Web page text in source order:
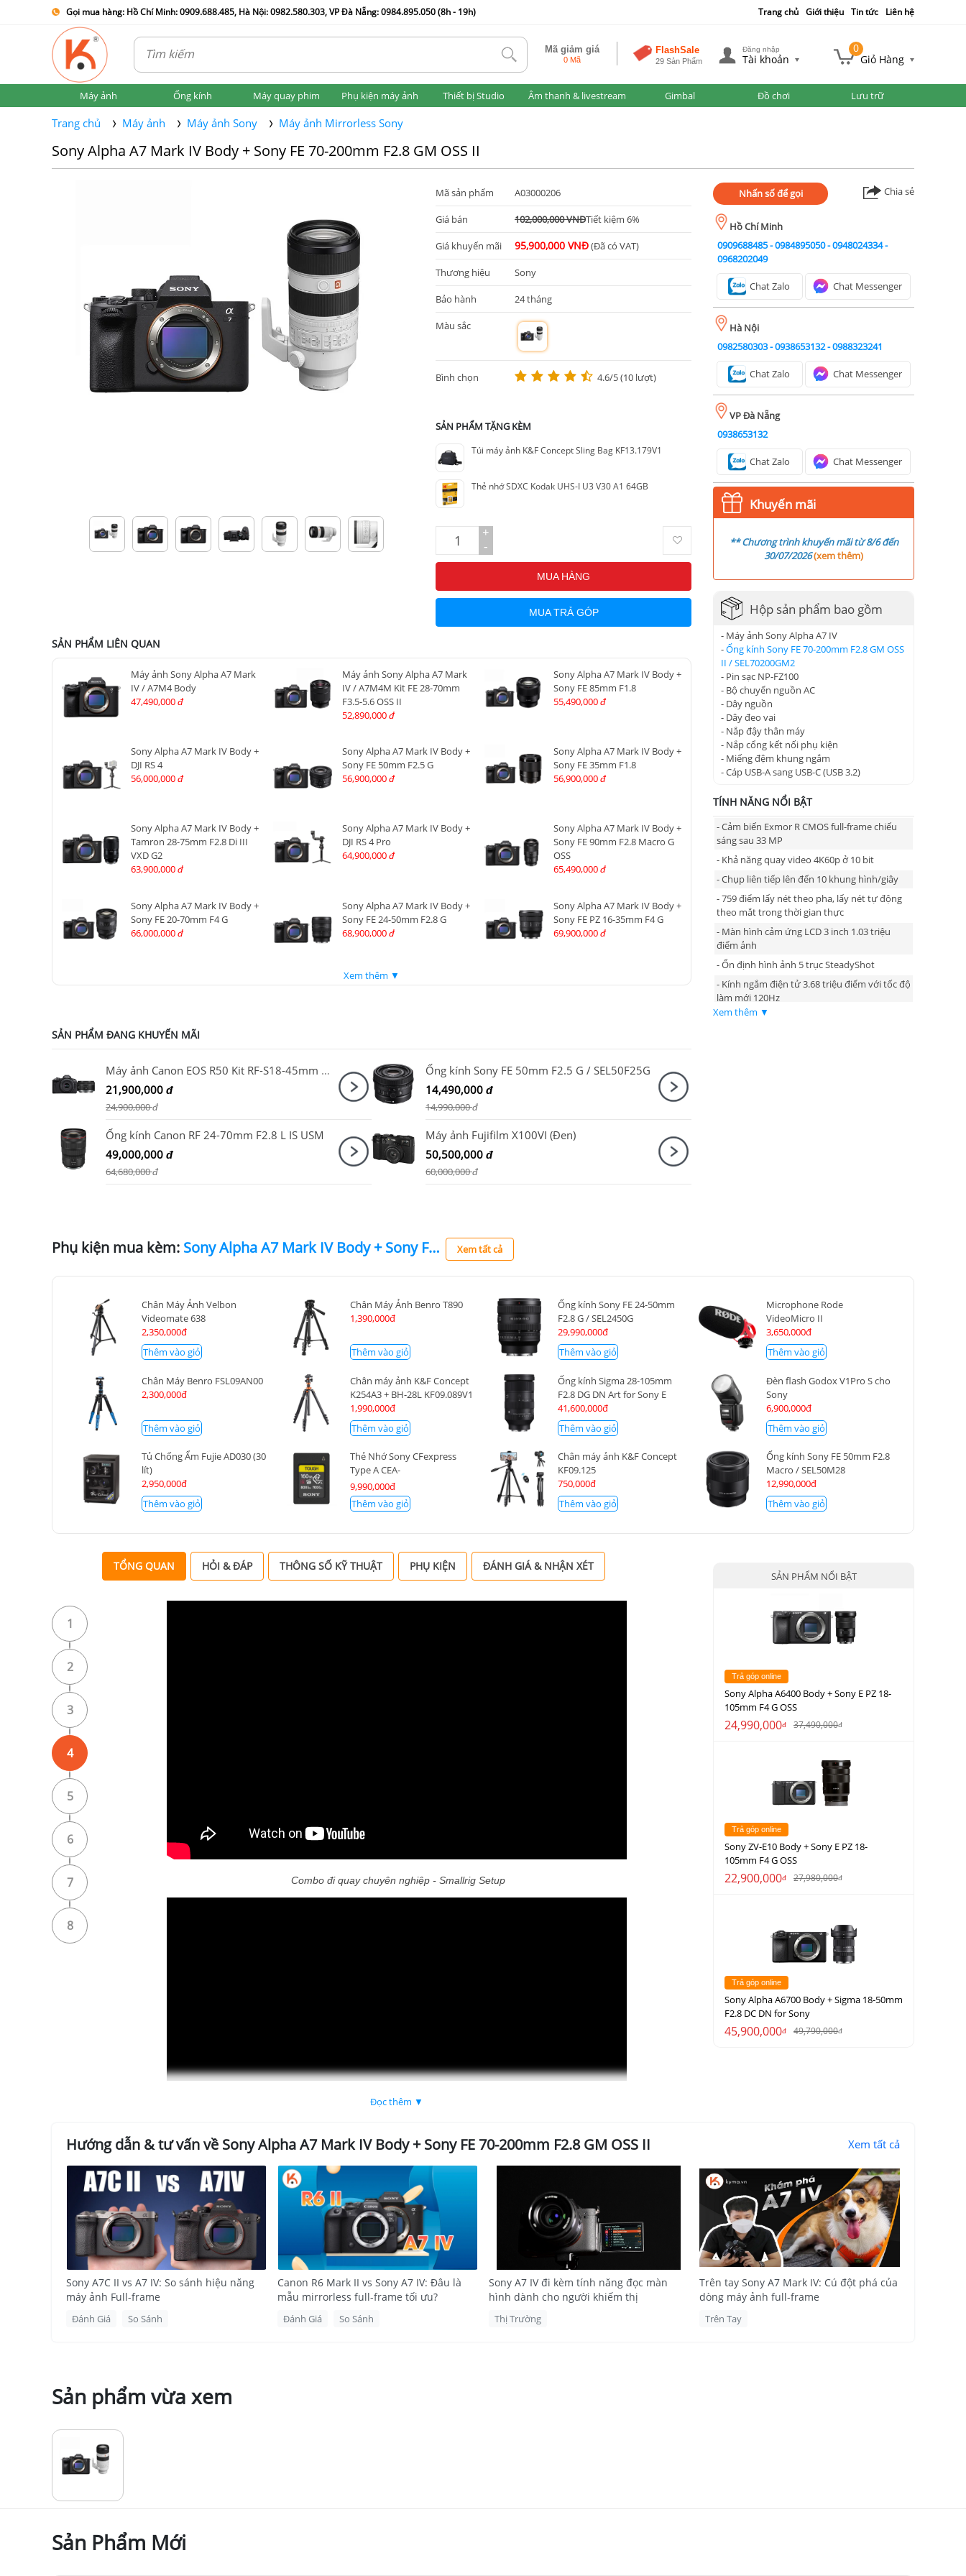
Gọi mua hàng: Hồ Chí Minh: 0909.688.485, Hà Nội: 0982.580.303, VP Đà Nẵng: 0984.895.050 (8h - 19h) Trang chủ Giới thiệu Tin tức Liên hệ
tlk Mã giảm giá
0 Mã
FlashSale
29 Sản Phẩm
Đăng nhập
Tài khoản
0
Giỏ Hàng
Máy ảnh Ống kính Máy quay phim Phụ kiện máy ảnh Thiết bị Studio Âm thanh & livestream Gimbal Đồ chơi Lưu trữ
Trang chủ Máy ảnh Máy ảnh Sony Máy ảnh Mirrorless Sony
Sony Alpha A7 Mark IV Body + Sony FE 70-200mm F2.8 GM OSS II
Mã sản phẩm A03000206
Giá bán 102,000,000 VNĐTiết kiệm 6%
Giá khuyến mãi 95,900,000 VNĐ(Đã có VAT)
Thương hiệu Sony
Bảo hành 24 tháng
Màu sắc
m
Bình chọn 4.6/5 (10 lượt)
SẢN PHẨM TẶNG KÈM
Túi máy ảnh K&F Concept Sling Bag KF13.179V1
Thẻ nhớ SDXC Kodak UHS-I U3 V30 A1 64GB
+
-
MUA HÀNG
MUA TRẢ GÓP
SẢN PHẨM LIÊN QUAN
Máy ảnh Sony Alpha A7 Mark
IV / A7M4 Body
47,490,000 đ
Máy ảnh Sony Alpha A7 Mark
IV / A7M4M Kit FE 28-70mm
F3.5-5.6 OSS II
52,890,000 đ
Sony Alpha A7 Mark IV Body +
Sony FE 85mm F1.8
55,490,000 đ
Sony Alpha A7 Mark IV Body +
DJI RS 4
56,000,000 đ
Sony Alpha A7 Mark IV Body +
Sony FE 50mm F2.5 G
56,900,000 đ
Sony Alpha A7 Mark IV Body +
Sony FE 35mm F1.8
56,900,000 đ
Sony Alpha A7 Mark IV Body +
Tamron 28-75mm F2.8 Di III
VXD G2
63,900,000 đ
Sony Alpha A7 Mark IV Body +
DJI RS 4 Pro
64,900,000 đ
Sony Alpha A7 Mark IV Body +
Sony FE 90mm F2.8 Macro G
OSS
65,490,000 đ
Sony Alpha A7 Mark IV Body +
Sony FE 20-70mm F4 G
66,000,000 đ
Sony Alpha A7 Mark IV Body +
Sony FE 24-50mm F2.8 G
68,900,000 đ
Sony Alpha A7 Mark IV Body +
Sony FE PZ 16-35mm F4 G
69,900,000 đ
Xem thêm ▼
SẢN PHẨM ĐANG KHUYẾN MÃI
Máy ảnh Canon EOS R50 Kit RF-S18-45mm + RF 50mm F1.8 STM
21,900,000 đ
24,900,000đ
Ống kính Sony FE 50mm F2.5 G / SEL50F25G
14,490,000 đ
14,990,000đ
Ống kính Canon RF 24-70mm F2.8 L IS USM
49,000,000 đ
64,680,000đ
Máy ảnh Fujifilm X100VI (Đen)
50,500,000 đ
60,000,000đ
Nhấn số để gọi Chia sẻ
Hồ Chí Minh
0909688485-0984895050-0948024334-
0968202049
Chat Zalo Chat Messenger
Hà Nội
0982580303-0938653132-0988323241
Chat Zalo Chat Messenger
VP Đà Nẵng
0938653132
Chat Zalo Chat Messenger
Khuyến mãi
** Chương trình khuyến mãi từ 8/6 đến
30/07/2026(xem thêm)
Hộp sản phẩm bao gồm
- Máy ảnh Sony Alpha A7 IV
-Ống kính Sony FE 70-200mm F2.8 GM OSS
II / SEL70200GM2
- Pin sạc NP-FZ100
- Bộ chuyển nguồn AC
- Dây nguồn
- Dây đeo vai
- Nắp đậy thân máy
- Nắp cổng kết nối phụ kiện
- Miếng đệm khung ngắm
- Cáp USB-A sang USB-C (USB 3.2)
TÍNH NĂNG NỔI BẬT
- Cảm biến Exmor R CMOS full-frame chiếu
sáng sau 33 MP
- Khả năng quay video 4K60p ở 10 bit
- Chụp liên tiếp lên đến 10 khung hình/giây
- 759 điểm lấy nét theo pha, lấy nét tự động
theo mắt trong thời gian thực
- Màn hình cảm ứng LCD 3 inch 1.03 triệu
điểm ảnh
- Ổn định hình ảnh 5 trục SteadyShot
- Kính ngắm điện tử 3.68 triệu điểm với tốc độ
làm mới 120Hz
- Pin tương thích NP-FZ100
Xem thêm ▼
Phụ kiện mua kèm: Sony Alpha A7 Mark IV Body + Sony FE 70-200mm F2.8 GM OSS II Xem tất cả
Chân Máy Ảnh Velbon
Videomate 638
2,350,000đ
Thêm vào giỏ
Chân Máy Ảnh Benro T890
1,390,000đ
Thêm vào giỏ
Ống kính Sony FE 24-50mm
F2.8 G / SEL2450G
29,990,000đ
Thêm vào giỏ
Microphone Rode
VideoMicro II
3,650,000đ
Thêm vào giỏ
Chân Máy Benro FSL09AN00
2,300,000đ
Thêm vào giỏ
Chân máy ảnh K&F Concept
K254A3 + BH-28L KF09.089V1
1,990,000đ
Thêm vào giỏ
Ống kính Sigma 28-105mm
F2.8 DG DN Art for Sony E
41,600,000đ
Thêm vào giỏ
Đèn flash Godox V1Pro S cho
Sony
6,900,000đ
Thêm vào giỏ
Tủ Chống Ẩm Fujie AD030 (30
lít)
2,950,000đ
Thêm vào giỏ
Thẻ Nhớ Sony CFexpress
Type A CEA-
G160T/T SYM 160GB
9,990,000đ
Thêm vào giỏ
Chân máy ảnh K&F Concept
KF09.125
750,000đ
Thêm vào giỏ
Ống kính Sony FE 50mm F2.8
Macro / SEL50M28
12,990,000đ
Thêm vào giỏ
1
2
3
4
5
6
7
8
TỔNG QUAN HỎI & ĐÁP THÔNG SỐ KỸ THUẬT PHỤ KIỆN ĐÁNH GIÁ & NHẬN XÉT
Combo đi quay chuyên nghiệp - Smallrig Setup
Sony A7 IV và FE 24-70mm GMII: Combo quốc dân dành cho thợ chụp
1. Sony A7 IV: Một chiếc máy ảnh đa năng tuyệt vời dành cho mọi nhiếp ảnh gia
Được ra mắt vàotháng 10 năm 2021 chiếc máy ảnh lai hoàn hảo, mang đến
chất lượng hình ảnh vượt trội, khả năng lấy nét
tự động tiên tiếnvà các tính năng quay video chuyên nghiệp. Được thiết kế dành cho cả nhiếp ảnh gia và nhà quay phim, chiếc máy ảnh
không gương lật full-frame này tích hợp nhiều công nghệ tiên tiến để đáp ứng nhu cầu của các chuyên gia sáng tạo. Cho dù bạn đang chụp
ảnh tĩnh tuyệt đẹp hay quay video điện ảnh, A7 IV đều mang đến sự cân bằng hoàn hảo giữa hiệu năng, tính linh hoạt và khả năng sử
dụng.
Đọc thêm ▼
SẢN PHẨM NỔI BẬT
Trả góp online
Sony Alpha A6400 Body + Sony E PZ 18-
105mm F4 G OSS
24,990,000đ 37,490,000đ
Trả góp online
Sony ZV-E10 Body + Sony E PZ 18-
105mm F4 G OSS
22,900,000đ 27,980,000đ
Trả góp online
Sony Alpha A6700 Body + Sigma 18-50mm
F2.8 DC DN for Sony
45,900,000đ 49,790,000đ
Hướng dẫn & tư vấn về Sony Alpha A7 Mark IV Body + Sony FE 70-200mm F2.8 GM OSS II Xem tất cả
Sony A7C II vs A7 IV: So sánh hiệu năng
máy ảnh Full-frame
Đánh Giá So Sánh
Canon R6 Mark II vs Sony A7 IV: Đâu là
mẫu mirrorless full-frame tối ưu?
Đánh Giá So Sánh
Sony A7 IV đi kèm tính năng đọc màn
hình dành cho người khiếm thị
Thị Trường
Trên tay Sony A7 Mark IV: Cú đột phá của
dòng máy ảnh full-frame
Trên Tay
Sản phẩm vừa xem
Sản Phẩm Mới